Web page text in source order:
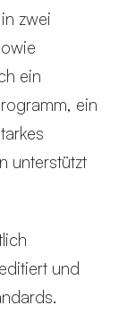
zwei
ein
ein
unterstützt
und